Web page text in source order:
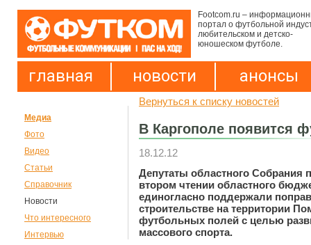
Footcom.ru –
портал о футбольной
любительском и детско-
юношеском футболе.
главная новости анонсы
Медиа
Фото
Видео
Статьи
Справочник
Новости
Что интересного
Интервью
Вернуться к списку новостей
В Каргополе появится
18.12.12
Депутаты областного Собрания
втором чтении областного
единогласно поддержали
строительстве на территории
футбольных полей с целью
массового спорта.